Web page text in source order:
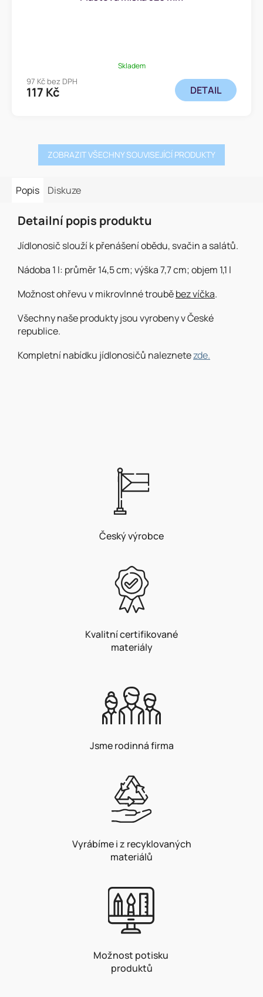
Skladem
97 Kč bez DPH
117 Kč DETAIL
ZOBRAZIT VŠECHNY SOUVISEJÍCÍ PRODUKTY
Popis Diskuze
Detailní popis produktu
Jídlonosič slouží k přenášení obědu, svačin a salátů.
Nádoba 1 l: průměr 14,5 cm; výška 7,7 cm; objem 1,1 l
Možnost ohřevu v mikrovlnné trouběbez víčka.
Všechny naše produkty jsou vyrobeny v České
republice.
Kompletní nabídku jídlonosičů naleznetezde.
Český výrobce
Kvalitní certifikované
materiály
Jsme rodinná firma
Vyrábíme i z recyklovaných
materiálů
Možnost potisku
produktů